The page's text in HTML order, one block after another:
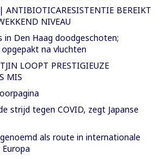
ANTIBIOTICARESISTENTIE BEREIKT
NIVEAU
in Den Haag doodgeschoten;
na vluchten
LOOPT PRESTIGIEUZE
MIS
strijd tegen COVID, zegt Japanse
als route in internationale